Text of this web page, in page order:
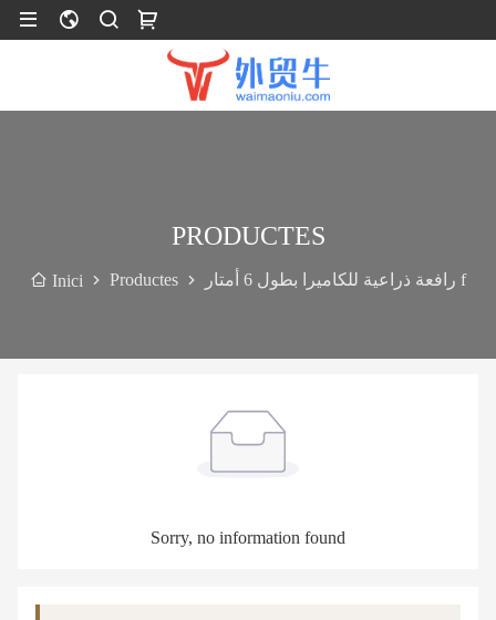
PRODUCTES
Inici Productes رافعة ذراعية للكاميرا بطول 6 أمتار f
Sorry, no information found